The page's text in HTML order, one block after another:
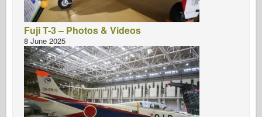
Fuji T-3 – Photos & Videos
8 June 2025